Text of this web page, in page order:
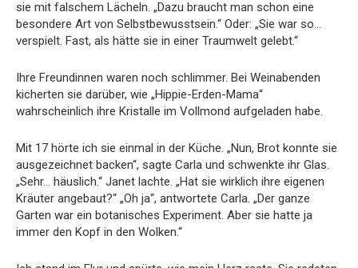
sie mit falschem Lächeln. „Dazu braucht man schon eine
besondere Art von Selbstbewusstsein.“ Oder: „Sie war so…
verspielt. Fast, als hätte sie in einer Traumwelt gelebt.“
Ihre Freundinnen waren noch schlimmer. Bei Weinabenden
kicherten sie darüber, wie „Hippie-Erden-Mama“
wahrscheinlich ihre Kristalle im Vollmond aufgeladen habe.
Mit 17 hörte ich sie einmal in der Küche. „Nun, Brot konnte sie
ausgezeichnet backen“, sagte Carla und schwenkte ihr Glas.
„Sehr… häuslich.“ Janet lachte. „Hat sie wirklich ihre eigenen
Kräuter angebaut?“ „Oh ja“, antwortete Carla. „Der ganze
Garten war ein botanisches Experiment. Aber sie hatte ja
immer den Kopf in den Wolken.“